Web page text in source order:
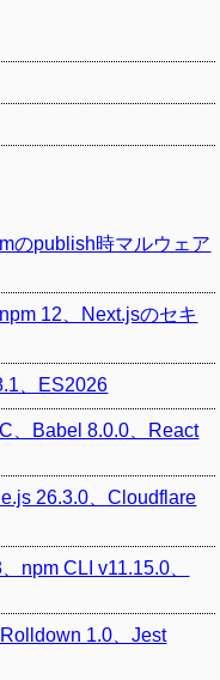
のpublish時マルウェア
12、Next.jsのセキ
、ES2026
、Babel 8.0.0、React
26.3.0、Cloudflare
npm CLI v11.15.0、
1.0、Jest